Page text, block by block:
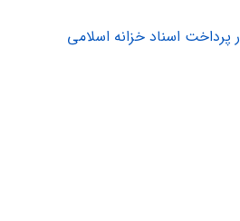
پرداخت اسناد خزانه اسلامی